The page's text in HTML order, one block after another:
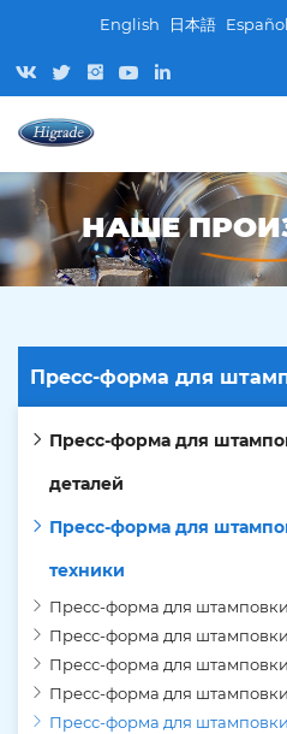
English 日本語 Español
НАШЕ
Пресс-форма для
Пресс-форма для
деталей
Пресс-форма для
техники
Пресс-форма для
Пресс-форма для
Пресс-форма для
Пресс-форма для
Пресс-форма для